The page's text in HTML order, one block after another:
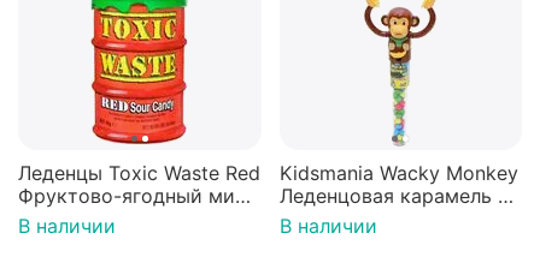
Леденцы Toxic Waste Red
Фруктово-ягодный микс
Красная банка 42 г,
Пакистан
В наличии
Kidsmania Wacky Monkey
Леденцовая карамель с
игрушкой Ваки Манки
12г, Китай
В наличии